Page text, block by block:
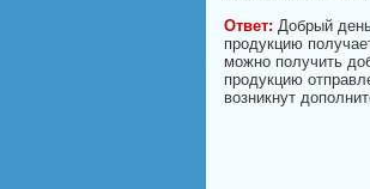
Ответ: Добрый
продукцию
можно получить
продукцию
возникнут